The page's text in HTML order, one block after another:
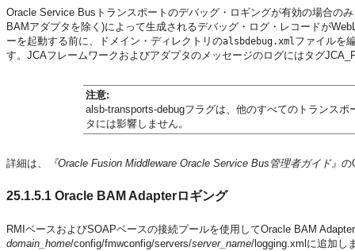
Oracle Service Busトランスポートのデバッグ・ロギングが有効の場合の
BAMアダプタを除く)によって生成されるデバッグ・ログ・レコードが
ーを起動する前に、ドメイン・ディレクトリのalsbdebug.xml ファイルを
す。JCAフレームワークおよびアダプタのメッセージのログにはタグ
注意:
alsb-transports-debugフラグは、他のすべてのトランス
タには影響しません。
詳細は、 『Oracle Fusion Middleware Oracle Service Bus管理者ガイド』 の
25.1.5.1 Oracle BAM Adapterロギング
RMIベースおよびSOAPベースの接続プールを使用してOracle BAM
domain_home/config/fmwconfig/servers/server_name/logging.xmlに追加し